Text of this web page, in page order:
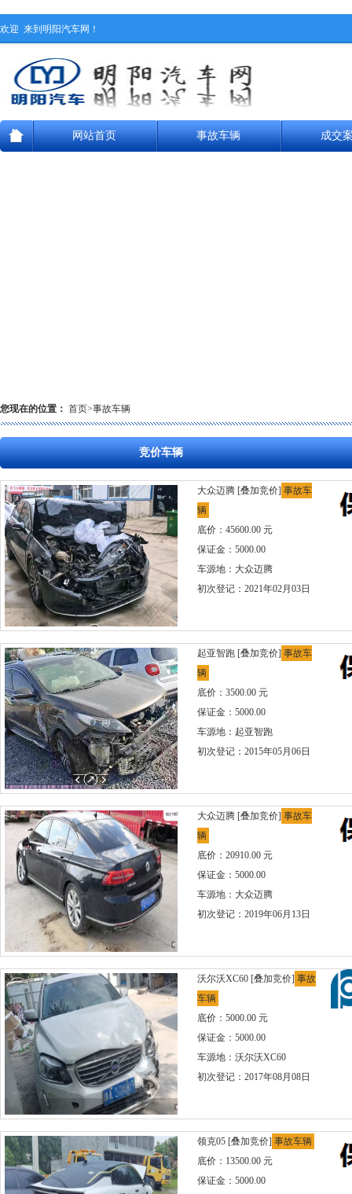
欢迎 来到明阳汽车网！
网站首页 事故车辆 成交
您现在的位置： 首页>事故车辆
竞价车辆
大众迈腾 [叠加竞价] 事故车
辆
底价：45600.00 元
保证金：5000.00
车源地：大众迈腾
初次登记：2021年02月03日
起亚智跑 [叠加竞价] 事故车
辆
底价：3500.00 元
保证金：5000.00
车源地：起亚智跑
初次登记：2015年05月06日
大众迈腾 [叠加竞价] 事故车
辆
底价：20910.00 元
保证金：5000.00
车源地：大众迈腾
初次登记：2019年06月13日
沃尔沃XC60 [叠加竞价] 事故
车辆
底价：5000.00 元
保证金：5000.00
车源地：沃尔沃XC60
初次登记：2017年08月08日
领克05 [叠加竞价] 事故车辆
底价：13500.00 元
保证金：5000.00